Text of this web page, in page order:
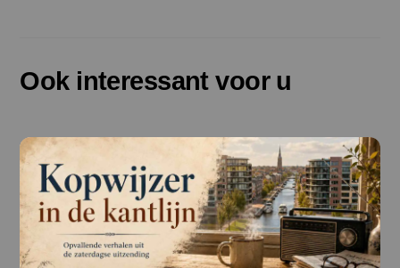
Ook interessant voor u